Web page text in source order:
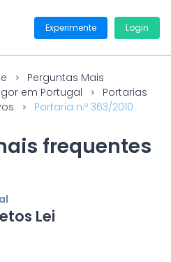
Experimente Login
Perguntas Mais
em Portugal
Portarias
Portaria n.º 363/2010
frequentes
Lei